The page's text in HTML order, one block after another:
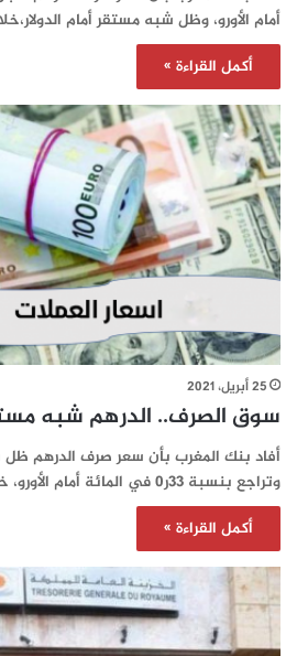
أمام الأورو، وظل شبه مستقر أمام
أكمل القراءة »
25 أبريل، 2021
سوق الصرف.. الدرهم شبه
أفاد بنك المغرب بأن سعر صرف الدرهم ظل
وتراجع بنسبة 33ر0 في المائة أمام الأورو، خلال…
أكمل القراءة »